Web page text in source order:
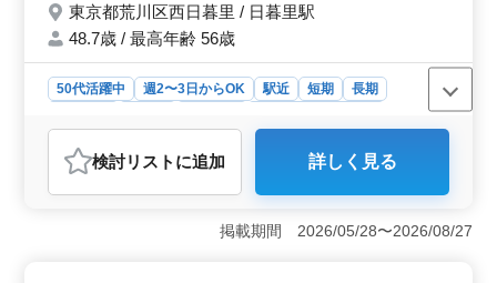
交通費実費分支給 最近60代新入スタッフも
採用しました。 年齢ではなく経験のあるベ
東京都荒川区西日暮里 / 日暮里駅
48.7歳 / 最高年齢 56歳
50代活躍中 週2〜3日からOK 駅近 短期
長期
おすすめポイント
＜幅広い業務領域と経験の活かし方＞ 不動産取引から
交通事故、債権回収まで、多岐にわたる一般民事事件に
関わることができます。過去の経験や知識を活かし、
検討リスト に追加 詳しく見る
掲載期間 2026/05/28〜2026/08/27